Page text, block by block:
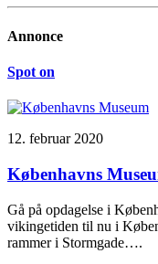
Annonce
Spot on
12. februar 2020
Københavns
Gå på opdagelse i
vikingetiden til nu i
rammer i Stormgade….